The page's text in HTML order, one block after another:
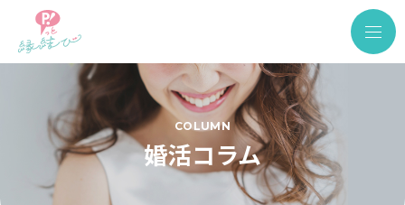
COLUMN
婚活コラム